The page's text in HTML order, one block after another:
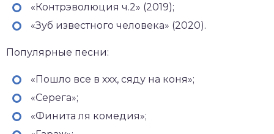
«Контрэволюция ч.2» (2019);
«Зуб известного человека» (2020).
Популярные песни:
«Пошло все в ххх, сяду на коня»;
«Серега»;
«Финита ля комедия»;